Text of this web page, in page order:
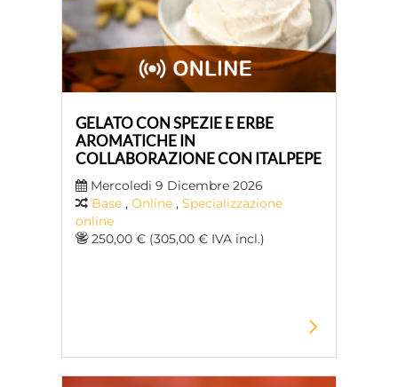
GELATO CON SPEZIE E ERBE
AROMATICHE IN
COLLABORAZIONE CON ITALPEPE
Mercoledi 9 Dicembre 2026
Base , Online , Specializzazione
online
250,00 € (305,00 € IVA incl.)